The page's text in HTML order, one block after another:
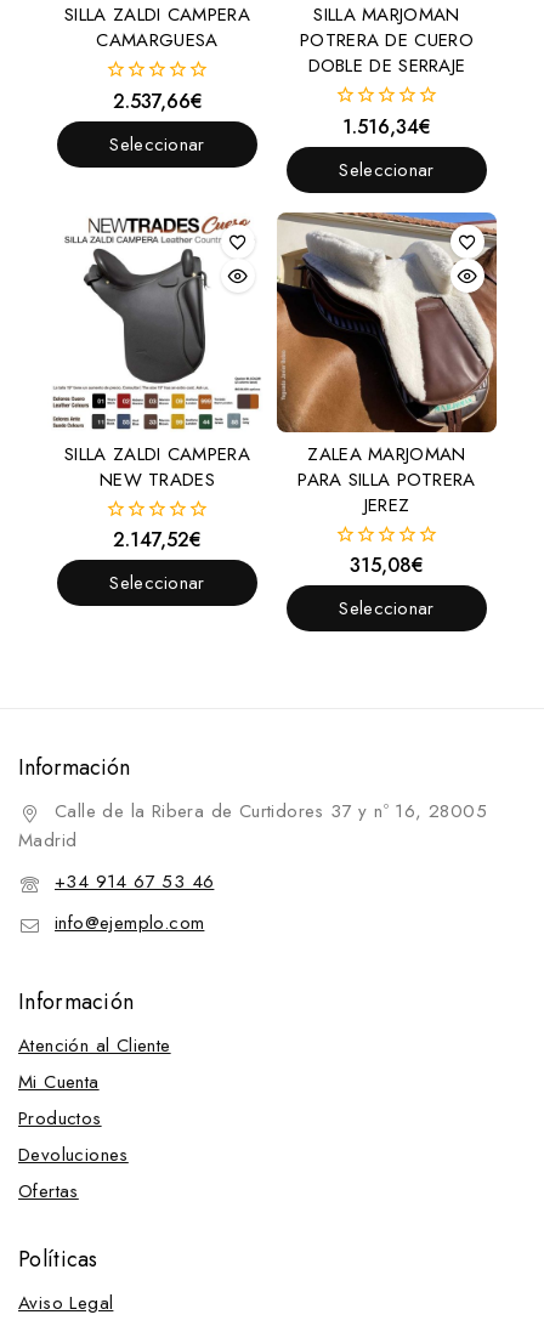
SILLA ZALDI CAMPERA
CAMARGUESA
0
fuera
de
5
2.537,66€
Seleccionar
SILLA MARJOMAN
POTRERA DE CUERO
DOBLE DE SERRAJE
0
fuera
de
5
1.516,34€
Seleccionar
SILLA ZALDI CAMPERA
NEW TRADES
0
fuera
de
2.147,52€
Seleccionar
ZALEA MARJOMAN
PARA SILLA POTRERA
JEREZ
fuera
de
315,08€
Seleccionar
Información
Calle de la Ribera de Curtidores 37 y nº 16, 28005
Madrid
+34 914 67 53 46
info@ejemplo.com
Información
Atención al Cliente
Mi Cuenta
Productos
Devoluciones
Ofertas
Políticas
Aviso Legal